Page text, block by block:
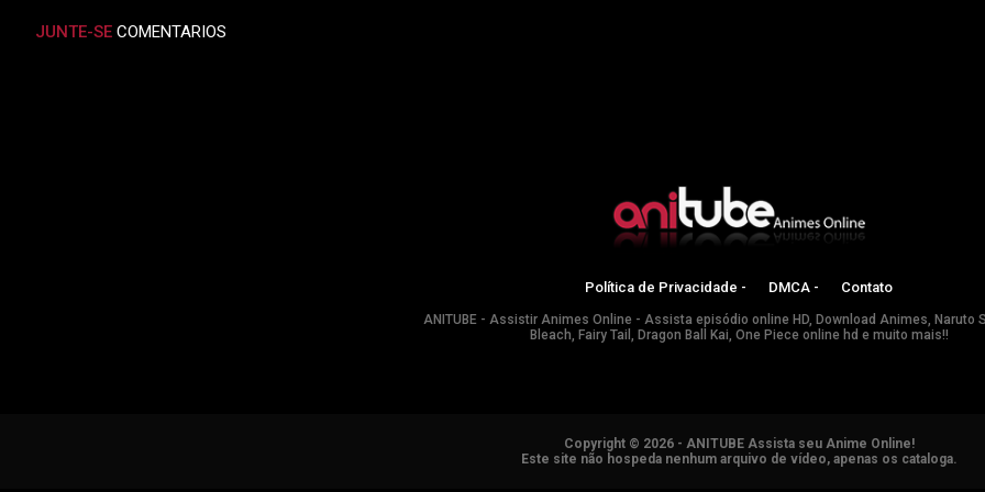
JUNTE-SE COMENTARIOS
Política de Privacidade - DMCA - Contato
ANITUBE - Assistir Animes Online - Assista episódio online HD, Download Animes, Naruto
Bleach, Fairy Tail, Dragon Ball Kai, One Piece online hd e muito mais!!
Copyright © 2026 - ANITUBE Assista seu Anime Online!
Este site não hospeda nenhum arquivo de vídeo, apenas os cataloga.